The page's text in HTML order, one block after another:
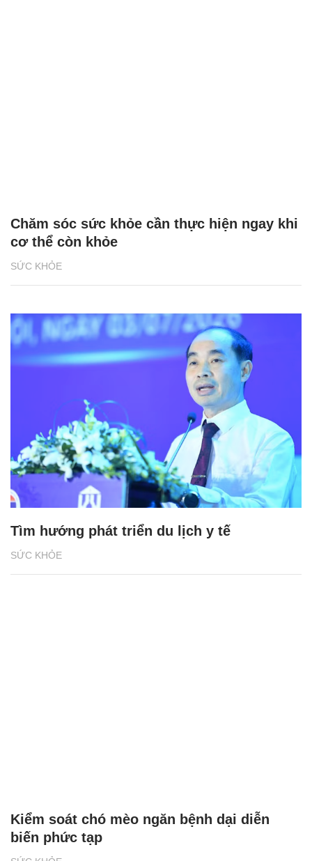
SỨC KHỎE
Chăm sóc sức khỏe cần thực hiện ngay khi
cơ thể còn khỏe
SỨC KHỎE
Tìm hướng phát triển du lịch y tế
Kiểm soát chó mèo ngăn bệnh dại diễn
biến phức tạp